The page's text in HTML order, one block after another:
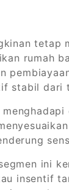
tetap
rumah
stabil dari
ini
insentif